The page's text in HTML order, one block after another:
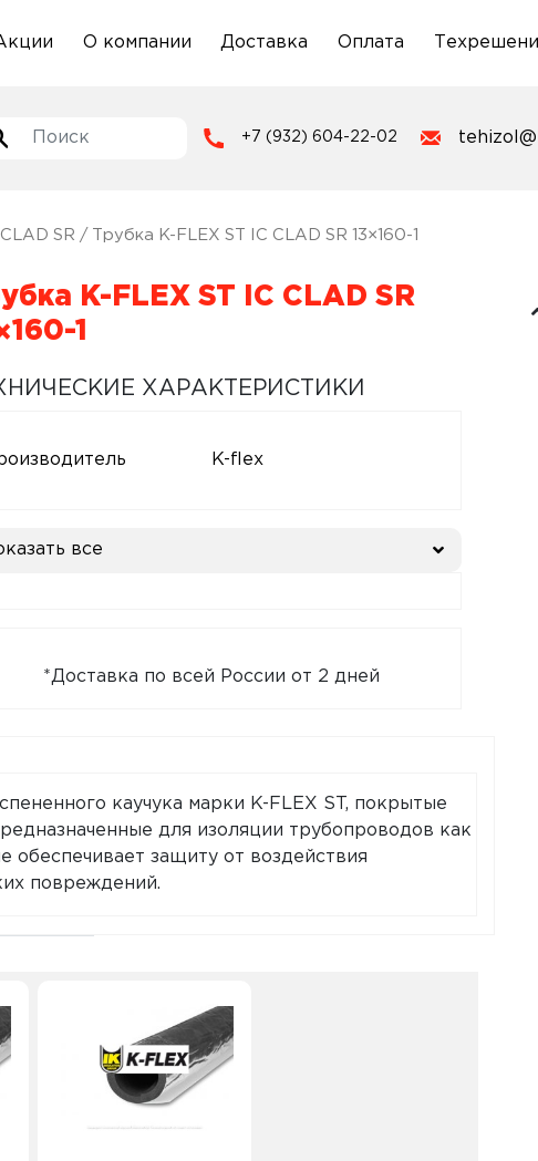
О компании Доставка Оплата
+7 (932) 604-22-02
SR / Трубка K-FLEX ST IC CLAD SR 13×160-1
K-FLEX ST IC CLAD SR
1
ХАРАКТЕРИСТИКИ
K-flex
все
*Доставка по всей России от 2 дней
каучука марки K-FLEX ST, покрытые
для изоляции трубопроводов как
защиту от воздействия
повреждений.